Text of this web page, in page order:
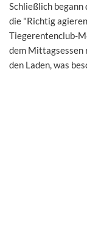
Schließlich begann
die "Richtig
Tiegerentenclub-
dem Mittagsessen
den Laden, was